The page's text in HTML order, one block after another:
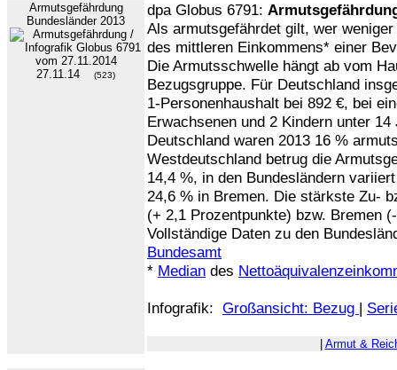
Armutsgefährdung
Bundesländer 2013
27.11.14 (523)
dpa Globus 6791:
Als armutsgefährdet gilt, wer
des mittleren Einkommens* einer
Die Armutsschwelle hängt ab vom
Bezugsgruppe. Für Deutschland
1-Personenhaushalt bei 892 €, bei
Erwachsenen und 2 Kindern unter
Deutschland waren 2013 16 %
Westdeutschland betrug die
14,4 %, in den Bundesländern
24,6 % in Bremen. Die stärkste Zu-
(+ 2,1 Prozentpunkte) bzw. Bremen
Vollständige Daten zu den
Bundesamt
* Median des
Infografik: Großansicht: Bezug |
Armut &